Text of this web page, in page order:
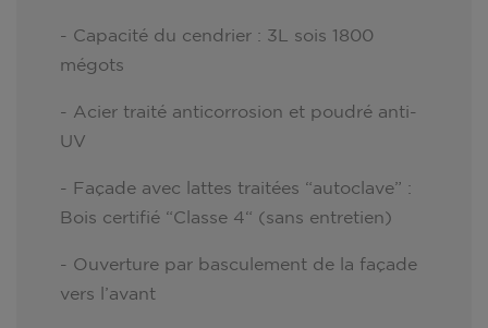
- Capacité du cendrier : 3L sois 1800
mégots
- Acier traité anticorrosion et poudré anti-
UV
- Façade avec lattes traitées “autoclave” :
Bois certifié “Classe 4“ (sans entretien)
- Ouverture par basculement de la façade
vers l’avant